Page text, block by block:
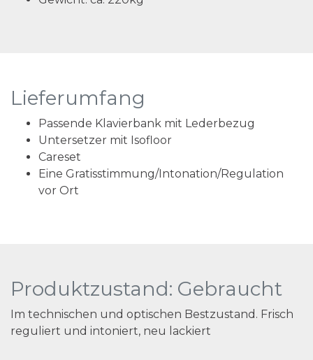
Lieferumfang
Passende Klavierbank mit Lederbezug
Untersetzer mit Isofloor
Careset
Eine Gratisstimmung/Intonation/Regulation
vor Ort
Produktzustand: Gebraucht
Im technischen und optischen Bestzustand. Frisch
reguliert und intoniert, neu lackiert